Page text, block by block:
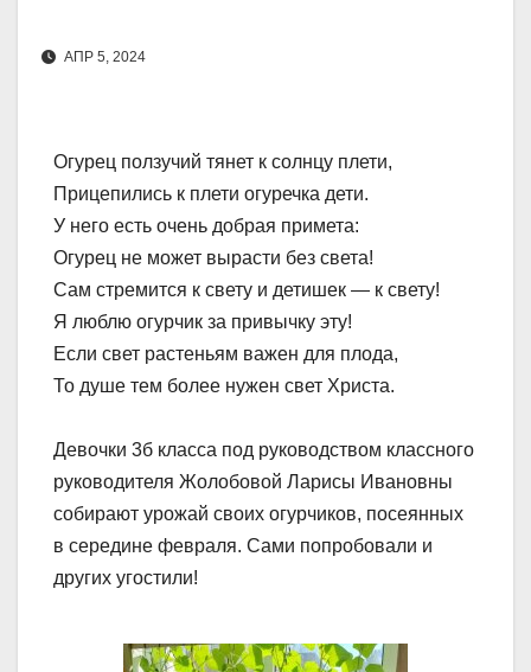
АПР 5, 2024
Огурец ползучий тянет к солнцу плети,
Прицепились к плети огуречка дети.
У него есть очень добрая примета:
Огурец не может вырасти без света!
Сам стремится к свету и детишек — к свету!
Я люблю огурчик за привычку эту!
Если свет растеньям важен для плода,
То душе тем более нужен свет Христа.
Девочки 3б класса под руководством классного
руководителя Жолобовой Ларисы Ивановны
собирают урожай своих огурчиков, посеянных
в середине февраля. Сами попробовали и
других угостили!